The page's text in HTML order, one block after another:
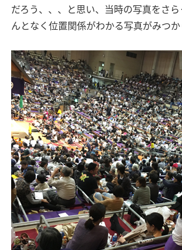
だろう、、、と思い、当時の写真をさ
んとなく位置関係がわかる写真がみつか